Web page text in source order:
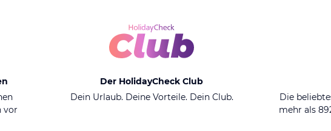
vor
Der HolidayCheck Club
Dein Urlaub. Deine Vorteile. Dein Club.
Die
mehr als